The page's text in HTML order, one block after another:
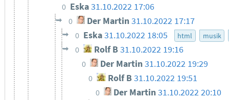
0 Eska31.10.2022 17:06
0 Der Martin 31.10.2022 17:17
0 Eska31.10.2022 18:05 html musik
0 Rolf B 31.10.2022 19:16
0 Der Martin31.10.2022 19:29
0 Rolf B31.10.2022 19:51
0 Der Martin31.10.2022 20:10